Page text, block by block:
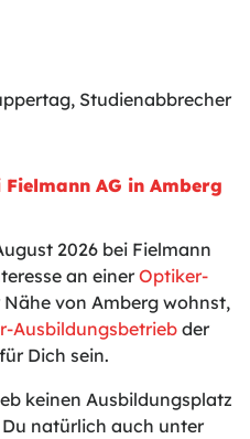
Studienabbrecher
AG in Amberg
2026 bei Fielmann
an einer Optiker-
von Amberg wohnst,
Ausbildungsbetrieb der
Dich sein.
keinen Ausbildungsplatz
natürlich auch unter